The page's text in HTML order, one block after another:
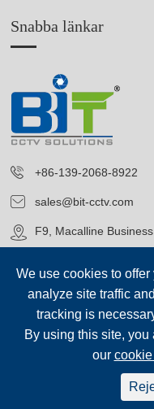
Snabba länkar
+86-139-2068-8922
sales@bit-cctv.com
F9, Macalline
Upphovsrätt©Blue
We use cookies to
analyze site traffic
tracking is
By using this site,
our